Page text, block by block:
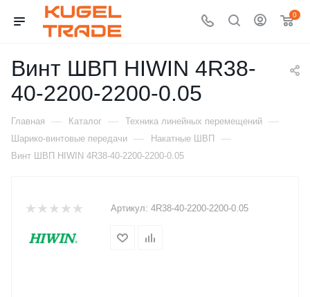
0
Винт ШВП HIWIN 4R38-
40-2200-2200-0.05
Главная — Каталог — Техника линейных перемещений —
Шарико-винтовые передачи — Накатные ШВП —
Винт ШВП HIWIN 4R38-40-2200-2200-0.05
Артикул: 4R38-40-2200-2200-0.05